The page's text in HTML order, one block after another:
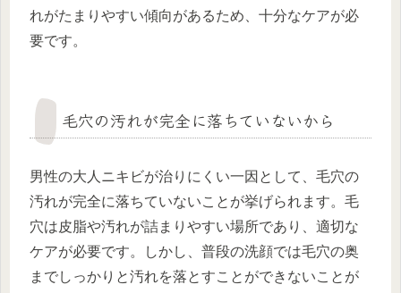
れがたまりやすい傾向があるため、十分なケアが必
要です。
毛穴の汚れが完全に落ちていないから
男性の大人ニキビが治りにくい一因として、毛穴の
汚れが完全に落ちていないことが挙げられます。毛
穴は皮脂や汚れが詰まりやすい場所であり、適切な
ケアが必要です。しかし、普段の洗顔では毛穴の奥
までしっかりと汚れを落とすことができないことが